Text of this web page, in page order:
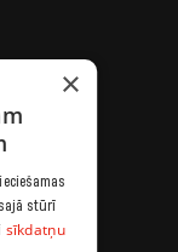
×
stūrī
sīkdatņu